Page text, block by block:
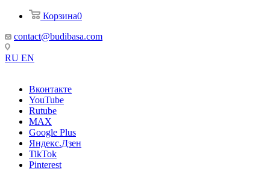
Корзина0
contact@budibasa.com
RU EN
Вконтакте
YouTube
Rutube
MAX
Google Plus
Яндекс.Дзен
TikTok
Pinterest